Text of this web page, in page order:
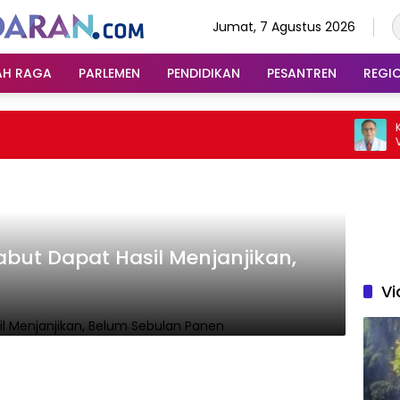
Jumat, 7 Agustus 2026
RAGA PARLEMEN PENDIDIKAN PESANTREN
Viral,
Dapat Hasil Menjanjikan,